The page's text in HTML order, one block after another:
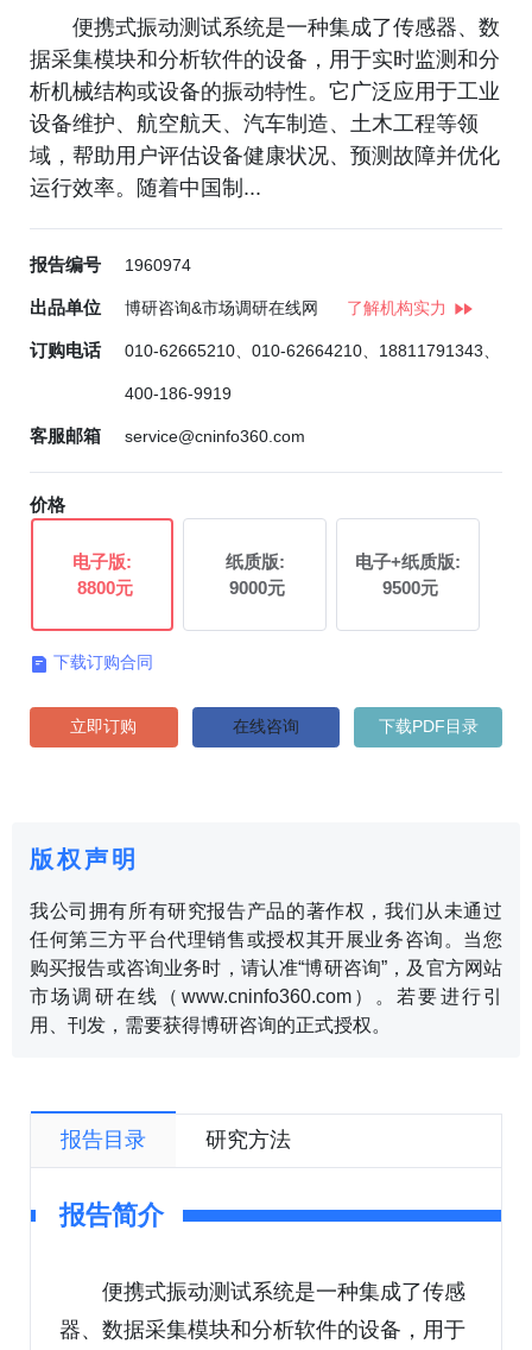
便携式振动测试系统是一种集成了传感器、数
据采集模块和分析软件的设备，用于实时监测和分
析机械结构或设备的振动特性。它广泛应用于工业
设备维护、航空航天、汽车制造、土木工程等领
域，帮助用户评估设备健康状况、预测故障并优化
运行效率。随着中国制...
报告编号 1960974
出品单位 博研咨询&市场调研在线网 了解机构实力
订购电话 010-62665210、010-62664210、18811791343、
400-186-9919
客服邮箱 service@cninfo360.com
价格
电子版:
8800元
纸质版:
9000元
电子+纸质版:
9500元
 下载订购合同
立即订购 在线咨询 下载PDF目录
版权声明
我公司拥有所有研究报告产品的著作权，我们从未通过
任何第三方平台代理销售或授权其开展业务咨询。当您
购买报告或咨询业务时，请认准“博研咨询”，及官方网站
市场调研在线（www.cninfo360.com）。若要进行引
用、刊发，需要获得博研咨询的正式授权。
报告目录 研究方法
报告简介
便携式振动测试系统是一种集成了传感
器、数据采集模块和分析软件的设备，用于